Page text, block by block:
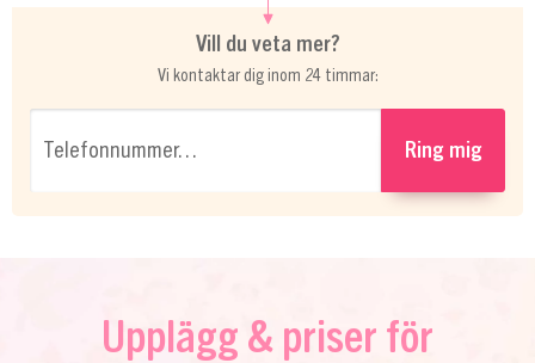
Vill du veta mer?
Vi kontaktar dig inom 24 timmar:
Telefonnummer… Ring mig
Upplägg & priser för